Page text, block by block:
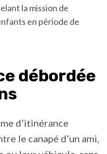
la mission de
en période de
débordée
d’itinérance
le canapé d’un ami,